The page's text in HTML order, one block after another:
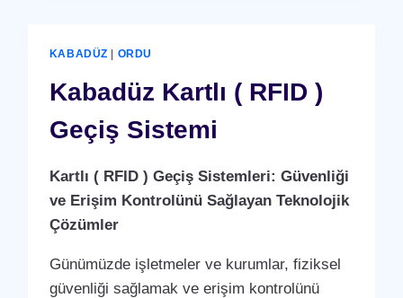
KABADÜZ | ORDU
Kabadüz Kartlı ( RFID )
Geçiş Sistemi
Kartlı ( RFID ) Geçiş Sistemleri: Güvenliği
ve Erişim Kontrolünü Sağlayan Teknolojik
Çözümler
Günümüzde işletmeler ve kurumlar, fiziksel
güvenliği sağlamak ve erişim kontrolünü